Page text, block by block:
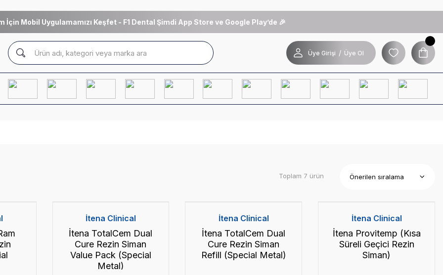
İçin Mobil Uygulamamızı Keşfet - F1 Dental Şimdi App Store ve Google Play’de 🎉
Üye Girişi / Üye Ol
Toplam 7 ürün
İtena Clinical
İtena TotalCem Dual
Cure Rezin Siman
Value Pack (Special
Metal)
İtena Clinical
İtena TotalCem Dual
Cure Rezin Siman
Refill (Special Metal)
İtena Clinical
İtena Provitemp (Kısa
Süreli Geçici Rezin
Siman)